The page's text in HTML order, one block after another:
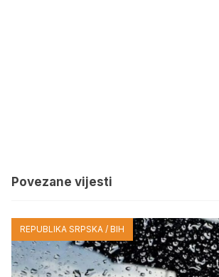
Povezane vijesti
REPUBLIKA SRPSKA / BIH